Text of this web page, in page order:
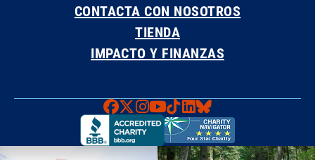
CONTACTA CON NOSOTROS
TIENDA
IMPACTO Y FINANZAS
Faceboook
X Instagram
YouTube
TikTok
LinkedIn
Bluesky